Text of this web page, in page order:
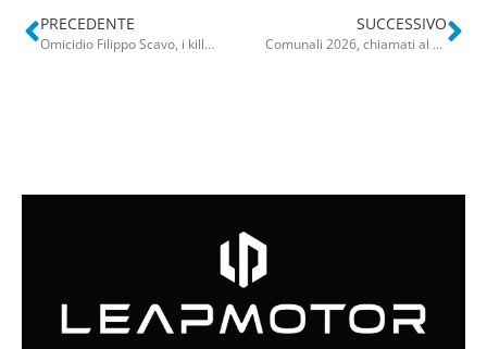
PRECEDENTE
Omicidio Filippo Scavo, i killer entrati già armati in discoteca: “Falle nei controlli”. Il Divine non riapre
SUCCESSIVO
Comunali 2026, chiamati al voto 750mila pugliesi in 54 Comuni: nel Barese si vota in 9 Comuni